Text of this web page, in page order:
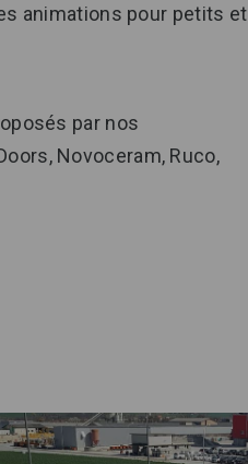
animations pour petits et
par nos
Novoceram, Ruco,